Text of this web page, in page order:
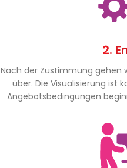
2.
Nach der Zustimmung gehen
über. Die Visualisierung ist
Angebotsbedingungen